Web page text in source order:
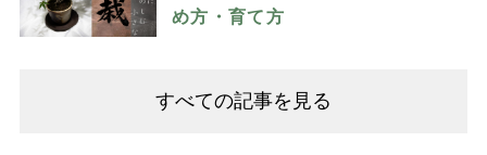
め方・育て方
すべての記事を見る